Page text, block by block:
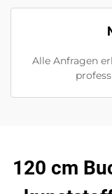
Alle Anfragen
120 cm